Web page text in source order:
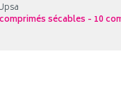
sécables - 10